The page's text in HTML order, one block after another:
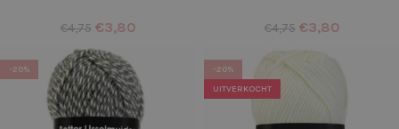
€4,75 €3,80 €4,75 €3,80
-20%
-20%
UITVERKOCHT